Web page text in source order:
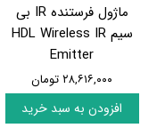
ماژول فرستنده IR بی
سیم HDL Wireless IR
Emitter
۲۸,۶۱۶,۰۰۰ تومان
افزودن به سبد خرید